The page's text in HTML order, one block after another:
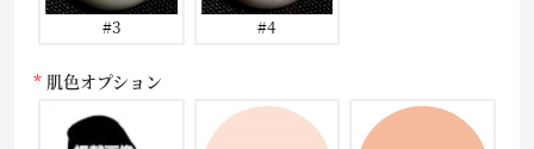
#3 #4
肌色オプション